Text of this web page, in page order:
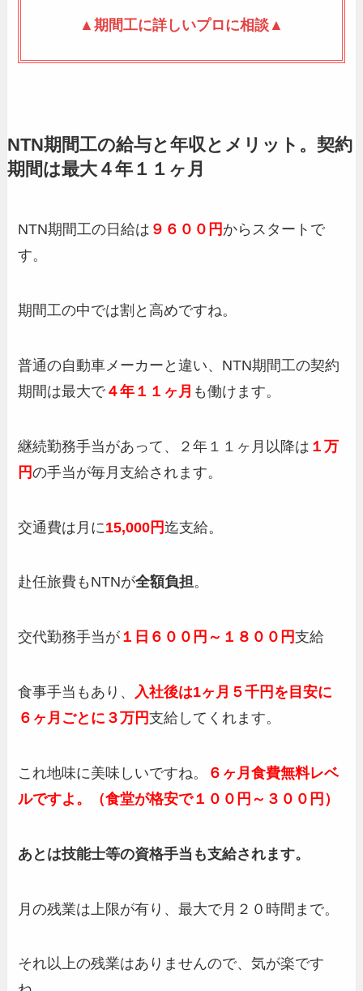
▲期間工に詳しいプロに相談▲
NTN期間工の給与と年収とメリット。契約
期間は最大４年１１ヶ月
NTN期間工の日給は ９６００円 からスタートで
す。
期間工の中では割と高めですね。
普通の自動車メーカーと違い、NTN期間工の契約
期間は最大で４年１１ヶ月 も働けます。
継続勤務手当があって、２年１１ヶ月以降は １万
円の手当が毎月支給されます。
交通費は月に15,000円迄支給。
赴任旅費もNTNが全額負担。
交代勤務手当が １日６００円～１８００円支給
食事手当もあり、 入社後は1ヶ月５千円を目安に
６ヶ月ごとに３万円支給してくれます。
これ地味に美味しいですね。
６ヶ月食費無料レベ
ルですよ。（食堂が格安で１００円～３００円）
あとは技能士等の資格手当も支給されます。
月の残業は上限が有り、最大で月２０時間まで。
それ以上の残業はありませんので、気が楽です